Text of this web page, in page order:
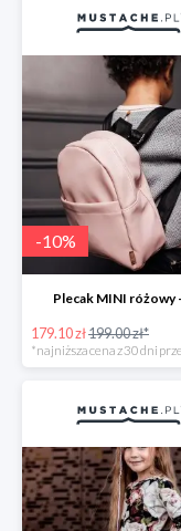
-10%
Plecak MINI różowy
179.10 zł199.00 zł*